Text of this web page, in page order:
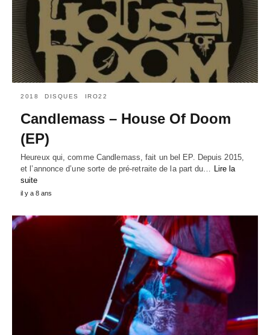
2018 DISQUES IRO22
Candlemass – House Of Doom
(EP)
Heureux qui, comme Candlemass, fait un bel EP. Depuis 2015,
et l’annonce d’une sorte de pré-retraite de la part du…
Lire la
suite
il y a 8 ans